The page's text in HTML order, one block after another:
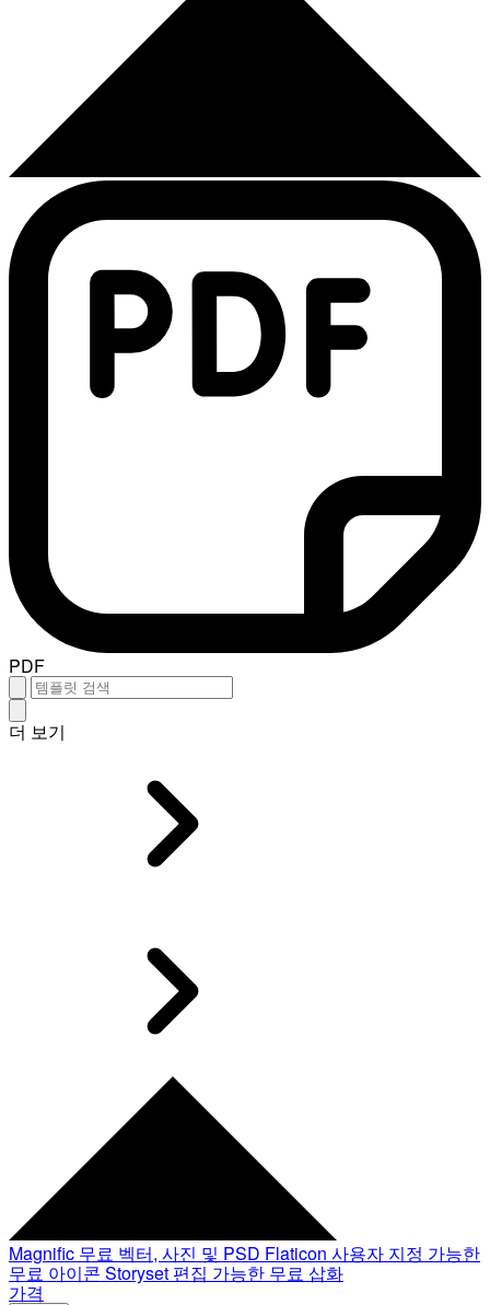
PDF
더 보기
Magnific 무료 벡터, 사진 및 PSD Flaticon 사용자 지정 가능한
무료 아이콘 Storyset 편집 가능한 무료 삽화
가격